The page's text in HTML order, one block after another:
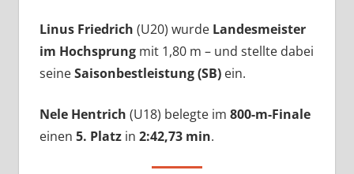
Linus Friedrich (U20) wurde Landesmeister
im Hochsprungmit 1,80 m – und stellte dabei
seineSaisonbestleistung (SB)ein.
Nele Hentrich (U18) belegte im 800-m-Finale
einen 5. Platzin 2:42,73 min.